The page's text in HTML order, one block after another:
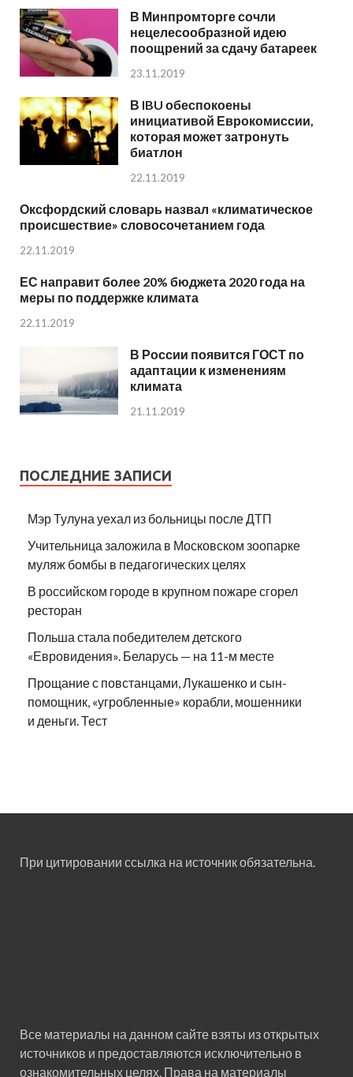
В Минпромторге сочли
нецелесообразной идею
поощрений за сдачу батареек
23.11.2019
В IBU обеспокоены
инициативой Еврокомиссии,
которая может затронуть
биатлон
22.11.2019
Оксфордский словарь назвал «климатическое
происшествие» словосочетанием года
22.11.2019
ЕС направит более 20% бюджета 2020 года на
меры по поддержке климата
22.11.2019
В России появится ГОСТ по
адаптации к изменениям
климата
21.11.2019
ПОСЛЕДНИЕ ЗАПИСИ
Мэр Тулуна уехал из больницы после ДТП
Учительница заложила в Московском зоопарке
муляж бомбы в педагогических целях
В российском городе в крупном пожаре сгорел
ресторан
Польша стала победителем детского
«Евровидения». Беларусь — на 11-м месте
Прощание с повстанцами, Лукашенко и сын-
помощник, «угробленные» корабли, мошенники
и деньги. Тест
При цитировании ссылка на источник обязательна.
Все материалы на данном сайте взяты из открытых
источников и предоставляются исключительно в
ознакомительных целях. Права на материалы